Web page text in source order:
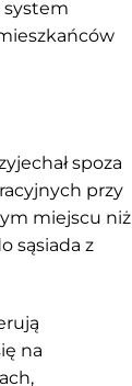
system
spoza
przy
miejscu niż
sąsiada z
na